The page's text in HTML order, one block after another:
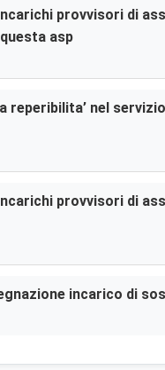
provvisori di
asp
nel
provvisori di
incarico di